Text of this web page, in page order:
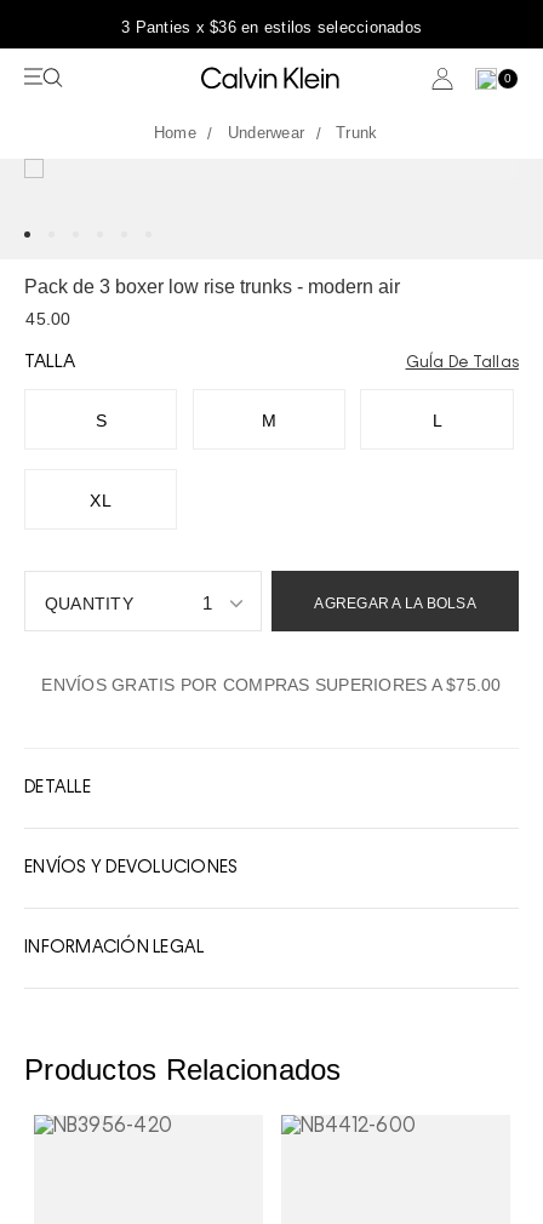
3 Panties x $36 en estilos seleccionados
0
Underwear Trunk
Pack de 3 boxer low rise trunks - modern air
45.00
TALLA
S M L
XL
GuÍa De Tallas
1
2
9
AGREGAR A LA BOLSA
ENVÍOS GRATIS POR COMPRAS SUPERIORES A $75.00
DETALLE
ENVÍOS Y DEVOLUCIONES
INFORMACIÓN LEGAL
Productos Relacionados